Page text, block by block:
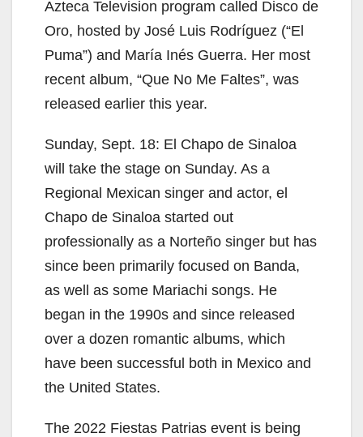
Azteca Television program called Disco de
Oro, hosted by José Luis Rodríguez (“El
Puma”) and María Inés Guerra. Her most
recent album, “Que No Me Faltes”, was
released earlier this year.
Sunday, Sept. 18: El Chapo de Sinaloa
will take the stage on Sunday. As a
Regional Mexican singer and actor, el
Chapo de Sinaloa started out
professionally as a Norteño singer but has
since been primarily focused on Banda,
as well as some Mariachi songs. He
began in the 1990s and since released
over a dozen romantic albums, which
have been successful both in Mexico and
the United States.
The 2022 Fiestas Patrias event is being